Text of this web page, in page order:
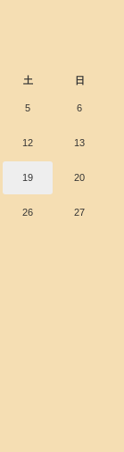
土 日
5 6
12 13
19 20
26 27